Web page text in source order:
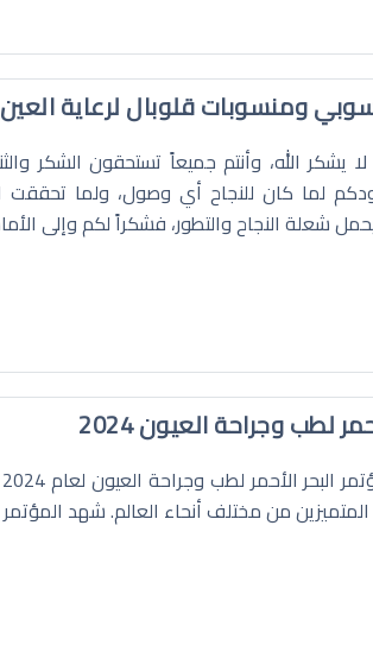
ومنسوبات قلوبال لرعاية العين
يشكر الله، وأنتم جميعاً تستحقون الشكر
لما كان للنجاح أي وصول، ولما
شعلة النجاح والتطور، فشكراً لكم وإلى
لطب وجراحة العيون 2024
من مختلف أنحاء العالم. شهد